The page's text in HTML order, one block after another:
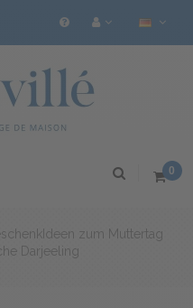
0
zum Muttertag
Darjeeling